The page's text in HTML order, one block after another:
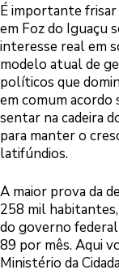
É importante frisar
em Foz do Iguaçu
interesse real em
modelo atual de
políticos que
em comum acordo
sentar na cadeira
para manter o
latifúndios.
A maior prova da
258 mil
do governo
89 por mês.Aqui
Ministério da